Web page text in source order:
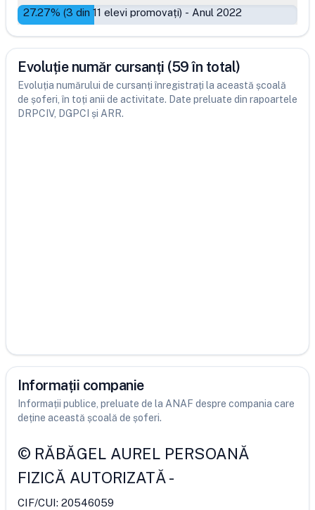
27.27% (3 din 11 elevi promovați) - Anul 2022
Evoluție număr cursanți (59 în total)
Evoluția numărului de cursanți înregistrați la această școală
de șoferi, în toți anii de activitate. Date preluate din rapoartele
DRPCIV, DGPCI și ARR.
Informații companie
Informații publice, preluate de la ANAF despre compania care
deține această școală de șoferi.
© RĂBĂGEL AUREL PERSOANĂ
FIZICĂ AUTORIZATĂ-
CIF/CUI: 20546059